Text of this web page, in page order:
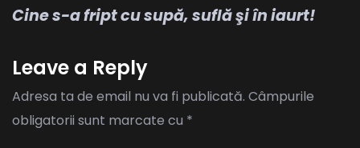
Cine s-a fript cu supă, suflă şi în iaurt!
Leave a Reply
Adresa ta de email nu va fi publicată. Câmpurile
obligatorii sunt marcate cu *